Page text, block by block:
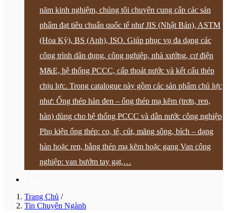
năm kinh nghiệm, chúng tôi chuyên cung cấp các sản
phẩm đạt tiêu chuẩn quốc tế như JIS (Nhật Bản), ASTM
(Hoa Kỳ), BS (Anh), ISO. Giúp phục vụ đa dạng các
công trình dân dụng, công nghiệp, nhà xưởng, cơ điện
M&E, hệ thống PCCC, cấp thoát nước và kết cấu thép
chịu lực. Trong catalogue này gồm các sản phẩm chủ lực
như: Ống thép hàn đen – ống thép mạ kẽm (trơn, ren,
hàn) dùng cho hệ thống PCCC và dẫn nước công nghiệp
Phụ kiện ống thép: co, tê, cút, măng sông, bích – dạng
hàn hoặc ren, bằng thép mạ kẽm hoặc gang Van công
nghiệp: van bướm tay gạt,…
Trang Chủ /
Tin Chuyên Ngành